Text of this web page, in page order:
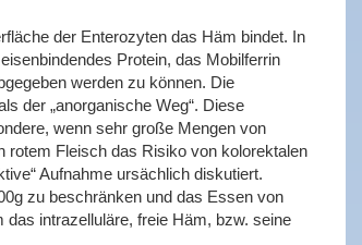
der Enterozyten das Häm bindet. In
Protein, das Mobilferrin
werden zu können. Die
der „anorganische Weg“. Diese
wenn sehr große Mengen von
rotem Fleisch das Risiko von kolorektalen
Aufnahme ursächlich diskutiert.
zu beschränken und das Essen von
intrazelluläre, freie Häm, bzw. seine